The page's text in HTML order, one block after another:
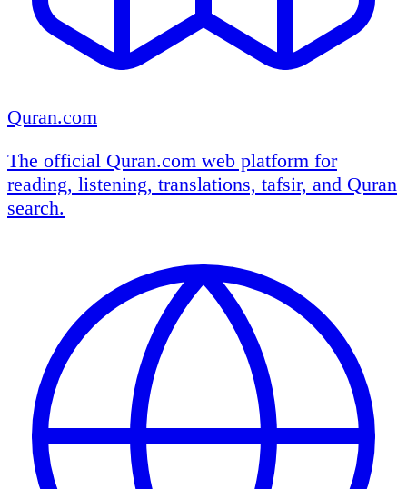
Quran.com
The official Quran.com web platform for
reading, listening, translations, tafsir, and Quran
search.